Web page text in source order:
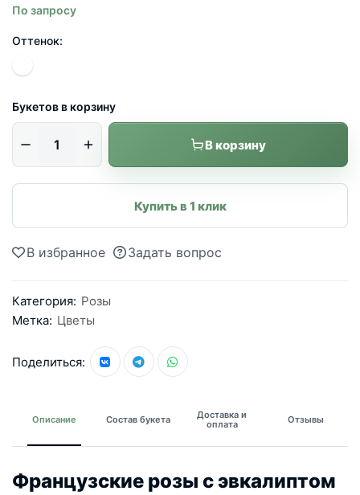
По запросу
Оттенок:
Букетов в корзину
В корзину
Купить в 1 клик
В избранное Задать вопрос
Категория: Розы
Метка: Цветы
Поделиться:
Описание Состав букета
Доставка и
оплата
Отзывы
Французские розы с эвкалиптом